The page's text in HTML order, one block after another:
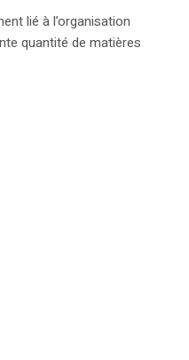
lié à l’organisation
quantité de matières